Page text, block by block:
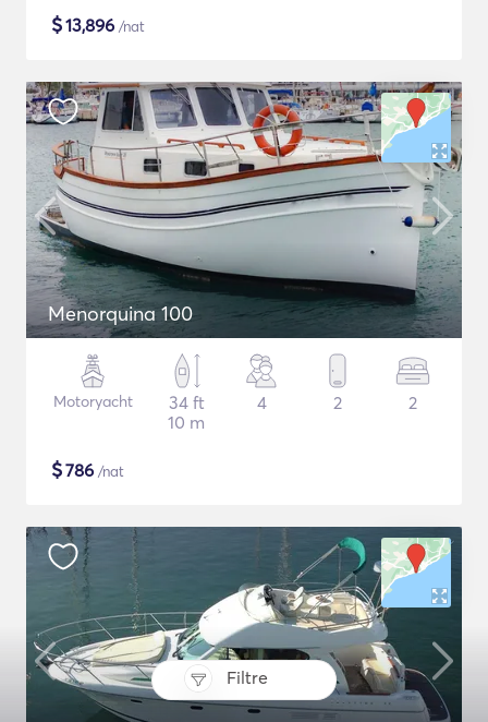
Filtre
$13,896 /nat
Menorquina 100
Motoryacht
34 ft
10 m
4 2 2
$786 /nat